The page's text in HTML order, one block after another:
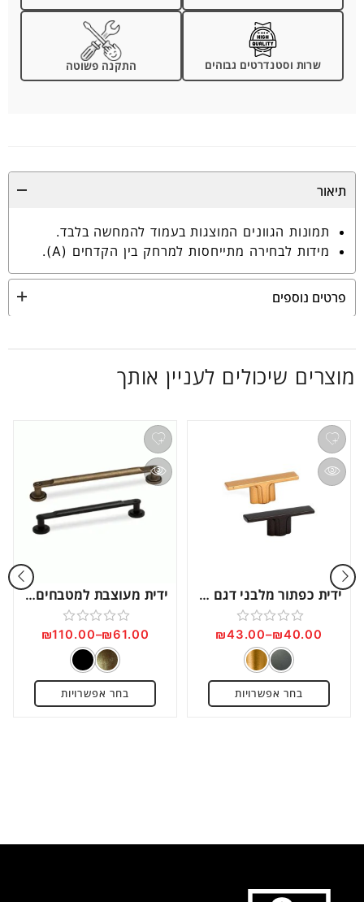
שרות וסטנדרטים גבוהים התקנה פשוטה
תיאור
תמונות הגוונים המוצגות בעמוד להמחשה בלבד.
מידות לבחירה מתייחסות למרחק בין הקדחים (A).
פרטים נוספים
מוצרים שיכולים לעניין אותך
ידית כפתור מלבני דגם C1164
דורג
מתוך
5
₪40.00
–
₪43.00
בחר אפשרויות
ידית מעוצבת למטבחים וריהוט, בעיצוב כפרי דגם C1202
דורג
מתוך
5
₪61.00
–
₪110.00
בחר אפשרויות